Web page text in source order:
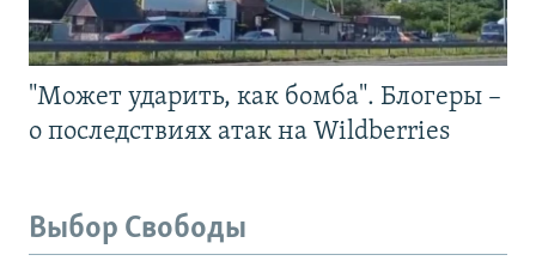
"Может ударить, как бомба". Блогеры –
о последствиях атак на Wildberries
Выбор Свободы